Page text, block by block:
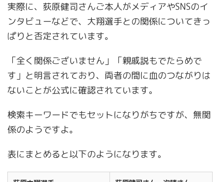
実際に、荻原健司さんご本人がメディアやSNSのイ
ンタビューなどで、大翔選手との関係についてきっ
ぱりと否定されています。
「全く関係ございません」「親戚説もでたらめで
す」と明言されており、両者の間に血のつながりは
ないことが公式に確認されています。
検索キーワードでもセットになりがちですが、無関
係のようですよ。
表にまとめると以下のようになります。